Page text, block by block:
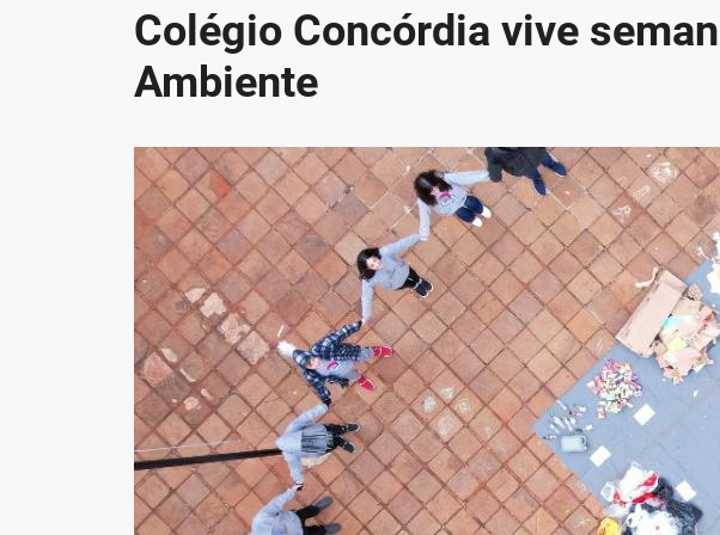
Colégio Concórdia vive
Ambiente